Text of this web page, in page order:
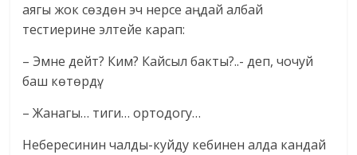
аягы жок сөздөн эч нерсе аңдай албай
тестиерине элтейе карап:
– Эмне дейт? Ким? Кайсыл бакты?..- деп, чочуй
баш көтөрдү.
– Жанагы… тиги… ортодогу…
Небересинин чалды-куйду кебинен алда кандай